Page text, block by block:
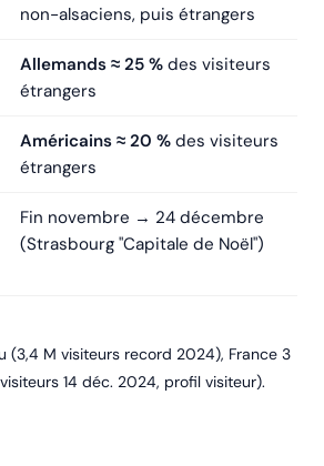
non-alsaciens, puis étrangers
Allemands ≈ 25 % des visiteurs
étrangers
Américains ≈ 20 % des visiteurs
étrangers
Fin novembre → 24 décembre
(Strasbourg "Capitale de Noël")
(3,4 M visiteurs record 2024), France 3
14 déc. 2024, profil visiteur).